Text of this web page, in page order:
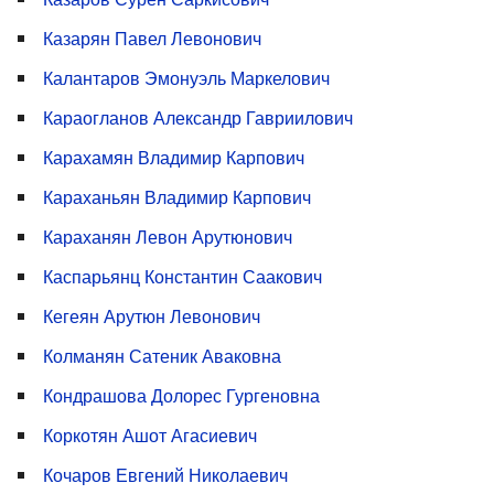
Казарян Павел Левонович
Калантаров Эмонуэль Маркелович
Караогланов Александр Гавриилович
Карахамян Владимир Карпович
Караханьян Владимир Карпович
Караханян Левон Арутюнович
Каспарьянц Константин Саакович
Кегеян Арутюн Левонович
Колманян Сатеник Аваковна
Кондрашова Долорес Гургеновна
Коркотян Ашот Агасиевич
Кочаров Евгений Николаевич